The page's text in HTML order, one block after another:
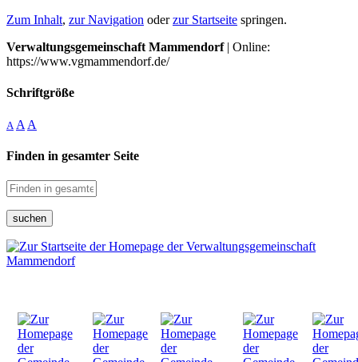
Zum Inhalt, zur Navigation oderzur Startseite springen.
Verwaltungsgemeinschaft Mammendorf| Online:
https://www.vgmammendorf.de/
Schriftgröße
A A A
Finden in gesamter Seite
suchen